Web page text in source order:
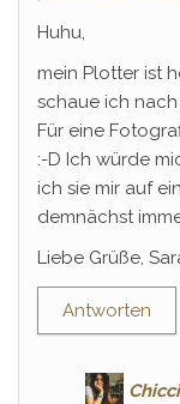
Huhu,
mein Plotter ist
schaue ich
Für eine
:-D Ich würde
ich sie mir auf
demnächst
Liebe Grüße,
Antworten